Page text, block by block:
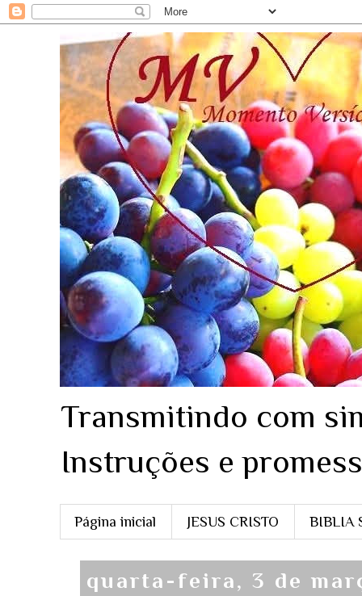
Transmitindo com
Instruções e
Página inicial JESUS CRISTO BIBLIA
quarta-feira, 3 de